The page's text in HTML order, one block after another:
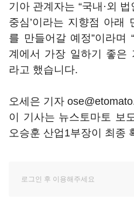
기아 관계자는 “국내·외
중심’이라는 지향점 아래
를 만들어갈 예정”이라며
계에서 가장 일하기 좋은
라고 했습니다.
오세은 기자
이 기사는 뉴스토마토 보
오승훈 산업1부장이 최종